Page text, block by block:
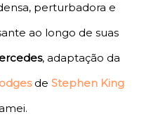
perturbadora e
ao longo de suas
, adaptação da
de Stephen King